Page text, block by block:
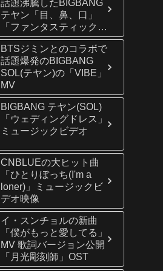
話題沸騰したBIGBANG
テヤン「目、鼻、口」
「ファンタスティック・
デュオ」より
BTSジミンとのコラボで
話題爆発のBIGBANG
SOL(テヤン)の「VIBE」
MV
BIGBANG テヤン(SOL)
「ウェディングドレス」
ミュージックビデオ
CNBLUEの大ヒット曲
「ひとりぼっち(I'm a
loner)」ミュージックビ
デオ映像
イ・スンチョルの新曲
「僕がもっと愛してる」
MV 歌詞バージョン公開
「月光彫刻師」OST